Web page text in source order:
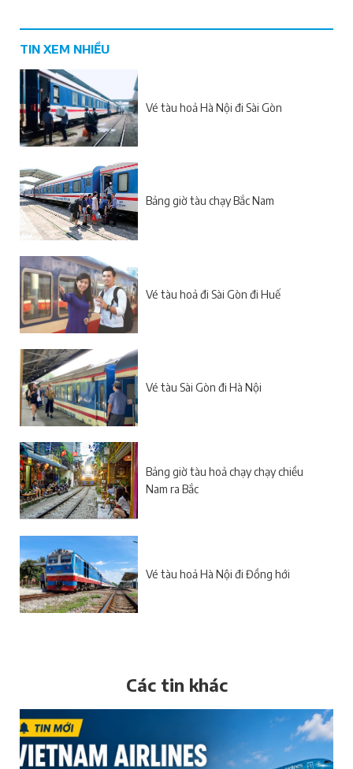
TIN XEM NHIỀU
Vé tàu hoả Hà Nội đi Sài Gòn
Bảng giờ tàu chạy Bắc Nam
Vé tàu hoả đi Sài Gòn đi Huế
Vé tàu Sài Gòn đi Hà Nội
Bảng giờ tàu hoả chạy chạy chiều
Nam ra Bắc
Vé tàu hoả Hà Nội đi Đồng hới
Các tin khác